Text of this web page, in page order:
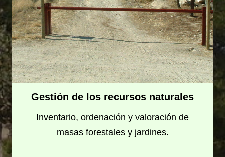
Gestión de los recursos naturales
Inventario, ordenación y valoración de
masas forestales y jardines.